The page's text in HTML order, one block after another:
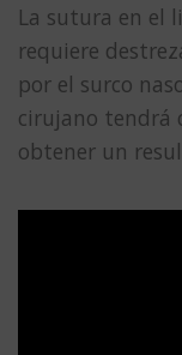
La sutura en el
requiere
por el surco
cirujano tendrá
obtener un